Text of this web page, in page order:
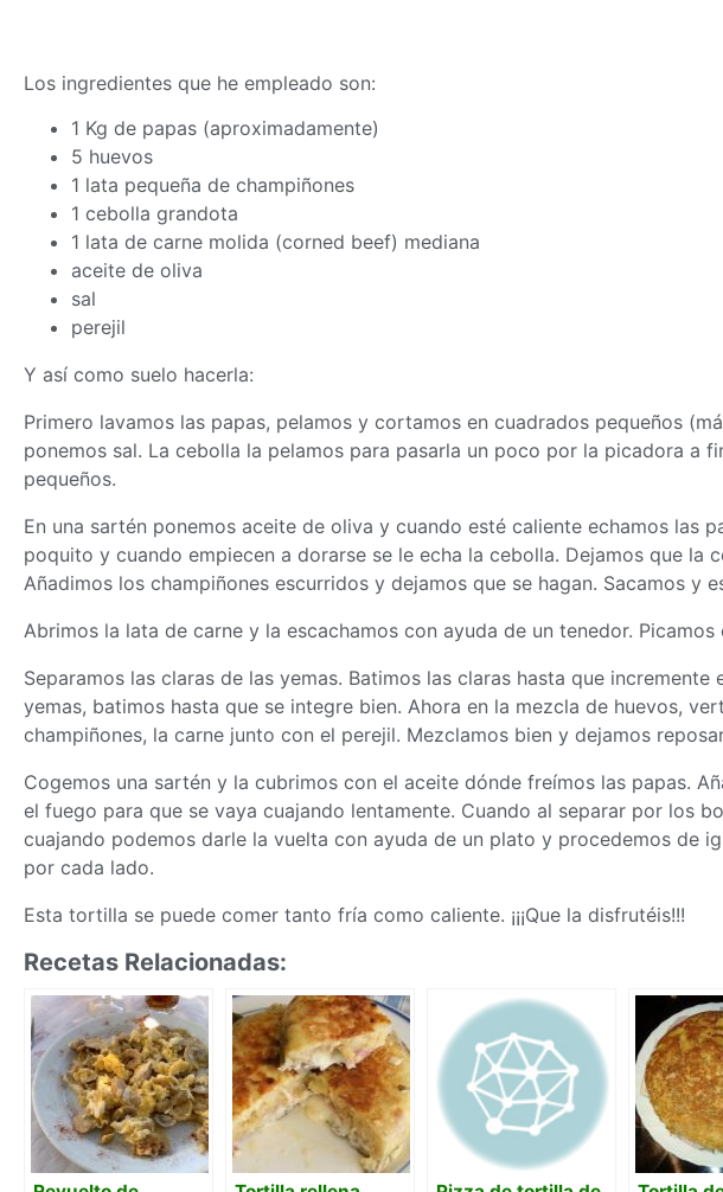
Los ingredientes que he empleado son:
1 Kg de papas (aproximadamente)
5 huevos
1 lata pequeña de champiñones
1 cebolla grandota
1 lata de carne molida (corned beef) mediana
aceite de oliva
sal
perejil
Y así como suelo hacerla:
Primero lavamos las papas, pelamos y cortamos en cuadrados pequeños
ponemos sal. La cebolla la pelamos para pasarla un poco por la picadora a
pequeños.
En una sartén ponemos aceite de oliva y cuando esté caliente echamos las
poquito y cuando empiecen a dorarse se le echa la cebolla. Dejamos que la
Añadimos los champiñones escurridos y dejamos que se hagan. Sacamos y
Abrimos la lata de carne y la escachamos con ayuda de un tenedor. Picamos
Separamos las claras de las yemas. Batimos las claras hasta que
yemas, batimos hasta que se integre bien. Ahora en la mezcla de huevos,
champiñones, la carne junto con el perejil. Mezclamos bien y dejamos
Cogemos una sartén y la cubrimos con el aceite dónde freímos las papas.
el fuego para que se vaya cuajando lentamente. Cuando al separar por los
cuajando podemos darle la vuelta con ayuda de un plato y procedemos de
por cada lado.
Esta tortilla se puede comer tanto fría como caliente. ¡¡¡Que la disfrutéis!!!
Recetas Relacionadas: